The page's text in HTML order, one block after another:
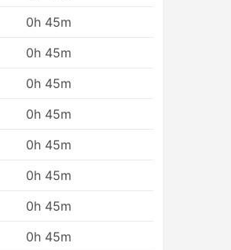
0h 45m
0h 45m
0h 45m
0h 45m
0h 45m
0h 45m
0h 45m
0h 45m